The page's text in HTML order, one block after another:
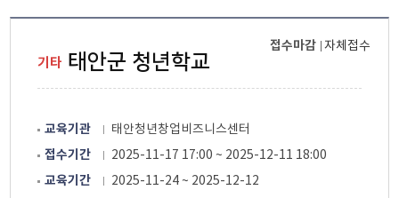
접수마감 자체접수
기타 태안군 청년학교
교육기관 태안청년창업비즈니스센터
접수기간 2025-11-17 17:00 ~ 2025-12-11 18:00
교육기간 2025-11-24 ~ 2025-12-12